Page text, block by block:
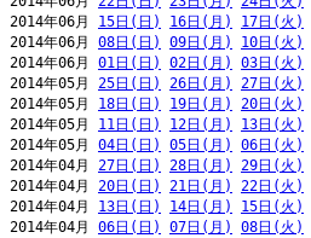
2014年06月 15日(日) 16日(月) 17日(火)
2014年06月 08日(日) 09日(月) 10日(火)
2014年06月 01日(日) 02日(月) 03日(火)
2014年05月 25日(日) 26日(月) 27日(火)
2014年05月 18日(日) 19日(月) 20日(火)
2014年05月 11日(日) 12日(月) 13日(火)
2014年05月 04日(日) 05日(月) 06日(火)
2014年04月 27日(日) 28日(月) 29日(火)
2014年04月 20日(日) 21日(月) 22日(火)
2014年04月 13日(日) 14日(月) 15日(火)
2014年04月 06日(日) 07日(月) 08日(火)